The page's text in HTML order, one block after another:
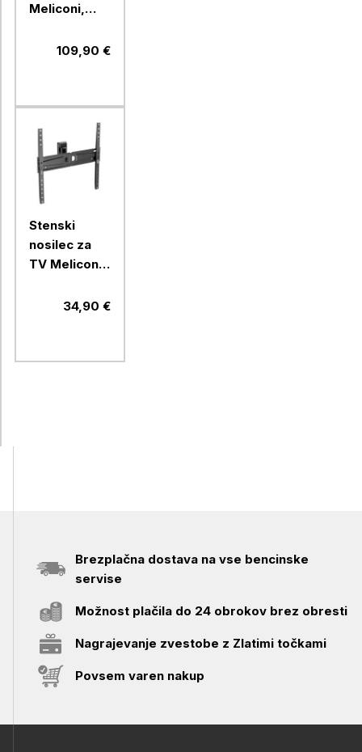
Meliconi,
FDRP600,
109,90 €
Stenski
nosilec za
TV Meliconi,
FTR400 CG
34,90 €
Brezplačna dostava na vse bencinske
servise
Možnost plačila do 24 obrokov brez obresti
Nagrajevanje zvestobe z Zlatimi točkami
Povsem varen nakup